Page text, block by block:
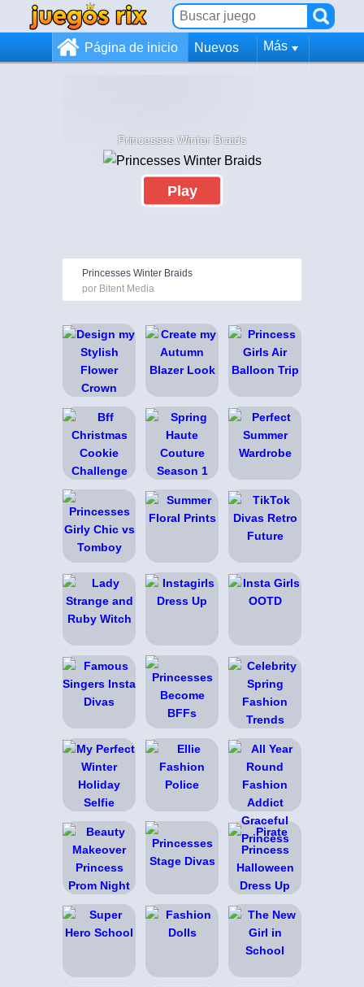
Página de inicio Nuevos Más
Princesses Winter Braids
Play
Princesses Winter Braids
por Bitent Media